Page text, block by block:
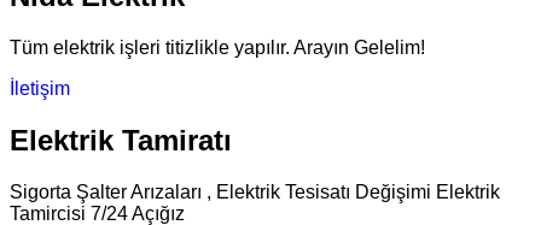
Tüm elektrik işleri titizlikle yapılır. Arayın Gelelim!
İletişim
Elektrik Tamiratı
Sigorta Şalter Arızaları , Elektrik Tesisatı Değişimi Elektrik
Tamircisi 7/24 Açığız